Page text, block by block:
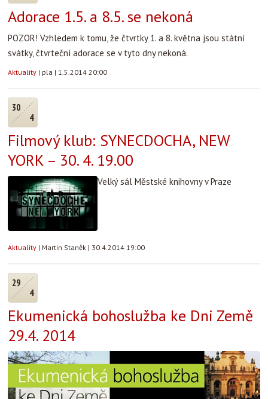
Adorace 1.5. a 8.5. se nekoná
POZOR! Vzhledem k tomu, že čtvrtky 1. a 8. května jsou státní
svátky, čtvrteční adorace se v tyto dny nekoná.
Aktuality | pla | 1.5.2014 20:00
30
4
Filmový klub: SYNECDOCHA, NEW
YORK – 30. 4. 19.00
Velký sál Městské knihovny v Praze
Aktuality | Martin Staněk | 30.4.2014 19:00
29
4
Ekumenická bohoslužba ke Dni Země
29.4. 2014